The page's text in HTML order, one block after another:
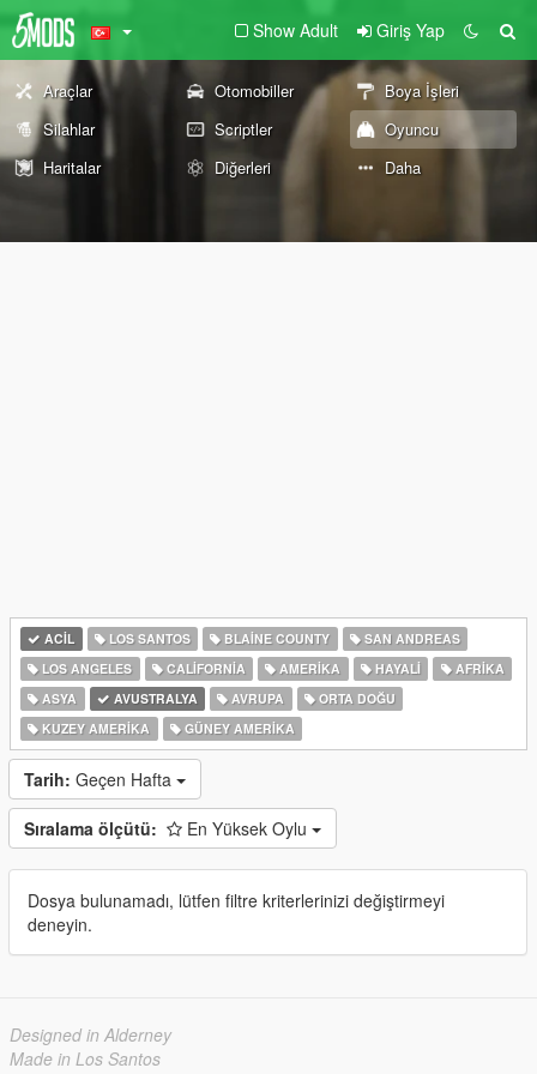
Show Adult Giriş Yap
Araçlar Otomobiller
Boya İşleri
Silahlar
Scriptler
Oyuncu
Haritalar
Diğerleri Daha
ACIL LOS SANTOS BLAINE COUNTY
SAN ANDREAS
LOS ANGELES
CALIFORNIA AMERIKA HAYALI
AFRIKA
ASYA
AVUSTRALYA AVRUPA
ORTA DOĞU
KUZEY AMERIKA
GÜNEY AMERIKA
Tarih: Geçen Hafta
Sıralama ölçütü: En Yüksek Oylu
Dosya bulunamadı, lütfen filtre kriterlerinizi değiştirmeyi
deneyin.
Designed in Alderney
Made in Los Santos